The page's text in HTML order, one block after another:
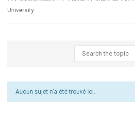
University
Aucun sujet n’a été trouvé ici.